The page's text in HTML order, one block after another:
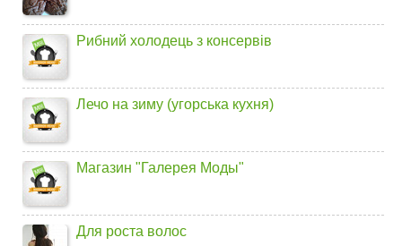
Рибний холодець з консервів
Лечо на зиму (угорська кухня)
Магазин "Галерея Моды"
Для роста волос